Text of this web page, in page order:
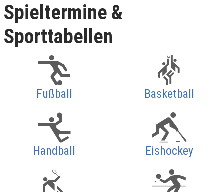
Spieltermine &
Sporttabellen
Fußball Basketball
Handball Eishockey